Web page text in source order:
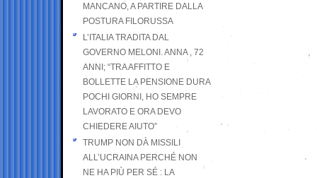
MANCANO, A PARTIRE DALLA
POSTURA FILORUSSA
L’ITALIA TRADITA DAL
GOVERNO MELONI. ANNA , 72
ANNI; “TRA AFFITTO E
BOLLETTE LA PENSIONE DURA
POCHI GIORNI, HO SEMPRE
LAVORATO E ORA DEVO
CHIEDERE AIUTO”
TRUMP NON DÀ MISSILI
ALL’UCRAINA PERCHÉ NON
NE HA PIÙ PER SÉ : LA